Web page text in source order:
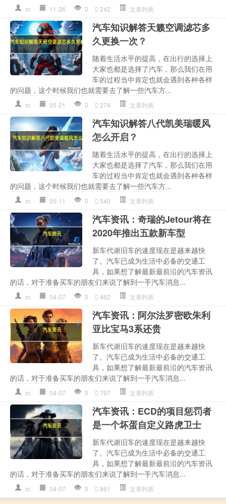
rc 11-26 0 242 文章列表
汽车知识解答天籁空调滤芯多
久更换一次？
随着生活水平的提高，在出行的选择上
大家也都是选择了汽车，那么我们在用
车的过程当中肯定也就会遇到各种各样
的问题，这个时候我们也就需要去了解一些汽车方...
rc 05-21 0 274 文章列表
汽车知识解答八代凯美瑞暖风
怎么开启？
随着生活水平的提高，在出行的选择上
大家也都是选择了汽车，那么我们在用
车的过程当中肯定也就会遇到各种各样
的问题，这个时候我们也就需要去了解一些汽车方...
rc 05-11 0 540 文章列表
汽车资讯：奇瑞的Jetour将在
2020年推出五款新车型
新车代谢旧车的速度现在是越来越快
了。汽车已成为生活中必备的交通工
具，如果想了解最新最前沿的汽车资讯
的话，对于准备买车的朋友们来说了解到一手汽车消息...
rc 04-07 0 462 文章列表
汽车资讯：阿尔法罗密欧朱利
亚比宝马3系还贵
新车代谢旧车的速度现在是越来越快
了。汽车已成为生活中必备的交通工
具，如果想了解最新最前沿的汽车资讯
的话，对于准备买车的朋友们来说了解到一手汽车消息...
rc 04-07 0 797 文章列表
汽车资讯：ECD的项目惩罚者
是一个坏蛋自定义路虎卫士
新车代谢旧车的速度现在是越来越快
了。汽车已成为生活中必备的交通工
具，如果想了解最新最前沿的汽车资讯
的话，对于准备买车的朋友们来说了解到一手汽车消息...
rc 04-07 0 861 文章列表